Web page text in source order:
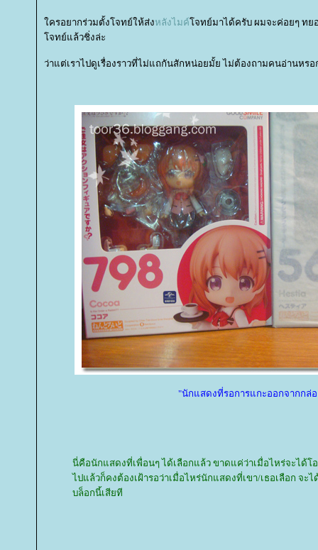
ครอยากร่วมตั้งโจทย์ให้ส่งหลังไมค์จทย์มาได้ครับ ผมจะค่อยๆ ทย
จทย์แล้วชิ่งล่ะ
ว่าแต่เราไปดูเรื่องราวที่ไม่แถกันสักหน่อยมั้ย ไม่ต้องถามคนอ่านหร
"นักแสดงที่รอการแกะออกจากกล่อ
นี่คือนักแสดงที่เพื่อนๆ ได้เลือกแล้ว ขาดแค่ว่าเมื่อไหร่จะได้โ
ไปแล้วก็คงต้องเฝ้ารอว่าเมื่อไหร่นักแสดงที่เขา/เธอเลือก จะ
บล็อกนี้เสียที